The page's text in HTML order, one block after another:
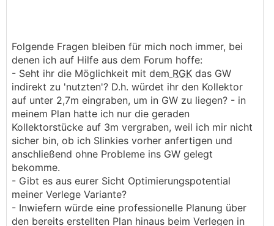
Folgende Fragen bleiben für mich noch immer, bei
denen ich auf Hilfe aus dem Forum hoffe:
- Seht ihr die Möglichkeit mit dem RGK das GW
indirekt zu 'nutzten'? D.h. würdet ihr den Kollektor
auf unter 2,7m eingraben, um in GW zu liegen? - in
meinem Plan hatte ich nur die geraden
Kollektorstücke auf 3m vergraben, weil ich mir nicht
sicher bin, ob ich Slinkies vorher anfertigen und
anschließend ohne Probleme ins GW gelegt
bekomme.
- Gibt es aus eurer Sicht Optimierungspotential
meiner Verlege Variante?
- Inwiefern würde eine professionelle Planung über
den bereits erstellten Plan hinaus beim Verlegen in